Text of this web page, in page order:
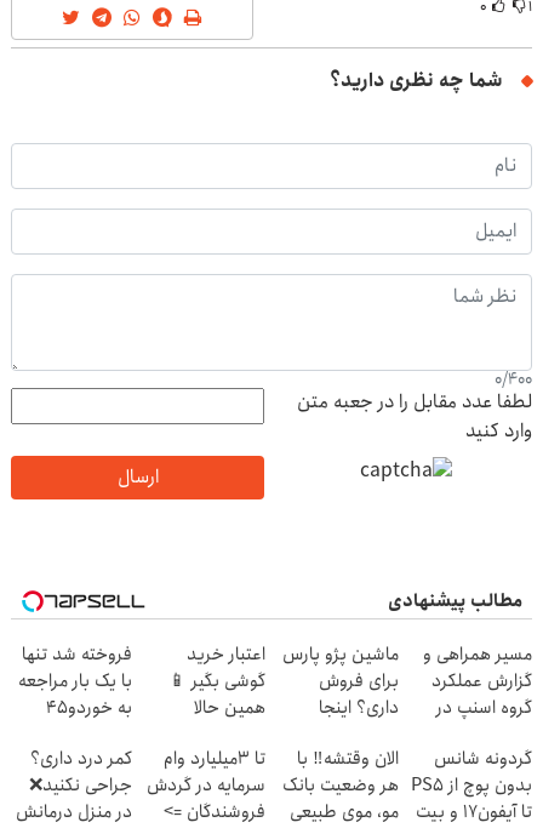
۱ ۰
شما چه نظری دارید؟
0/400
لطفا عدد مقابل را در جعبه متن
وارد کنید
ارسال
مطالب پیشنهادی
مسیر همراهی و
گزارش عملکرد
گروه اسنپ در
ماشین پژو پارس
برای فروش
داری؟ اینجا
اعتبار خرید
گوشی بگیر 📱
همین حالا
بده 🎯
فروخته شد تنها
با یک بار مراجعه
به خوردو45
گردونه شانس
بدون پوچ از PS5
تا آیفون17 و بیت
الان وقتشه‼️ با
هر وضعیت بانک
مو، موی طبیعی
تا 3میلیارد وام
سرمایه در گردش
فروشندگان =>
کمر درد داری؟
جراحی نکنید❌
در منزل درمانش